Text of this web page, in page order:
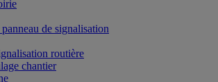
de signalisation
routière
chantier